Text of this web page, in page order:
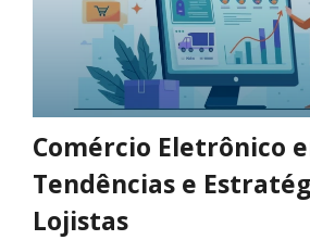
Comércio Eletrônico
Tendências e
Lojistas